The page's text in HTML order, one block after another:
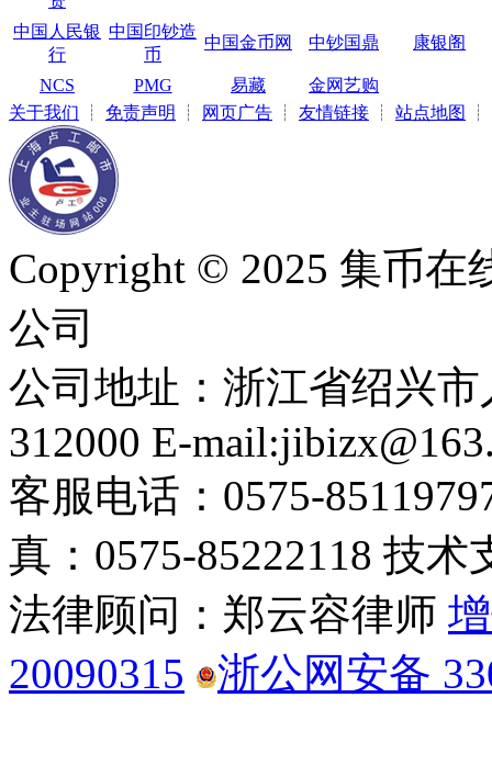
中国人民银
行
中国印钞造
币
中国金币网 中钞国鼎 康银阁
NCS PMG 易藏
金网艺购
关于我们 ┊ 免责声明 ┊ 网页广告 ┊ 友情链接 ┊ 站点地图 ┊
Copyright © 2025 集币在
公司
公司地址：浙江省绍兴
312000 E-
客服电话：0575-
真：0575-85222118 技术
法律顾问：郑云容律师
20090315
浙公网安备